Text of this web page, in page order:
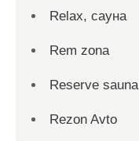
Relax, сауна
Rem zona
Reserve sauna
Rezon Avto